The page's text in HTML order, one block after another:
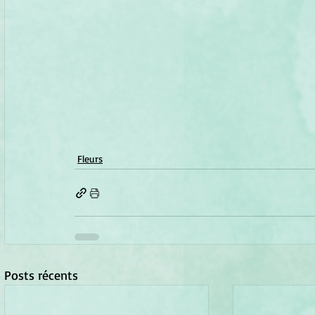
Fleurs
Posts récents